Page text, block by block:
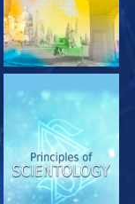
ΕΞΕΡΕΥΝΗΣΤΕ ΤΗ
ΣΕΙΡΑ